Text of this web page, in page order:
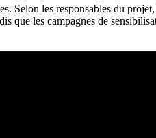
Selon les responsables du
que les campagnes de